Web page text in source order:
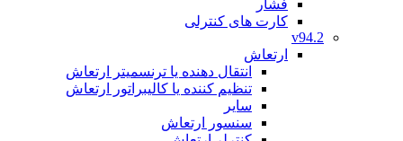
فشار
کارت های کنترلی
v94.2
ارتعاش
انتقال دهنده یا ترنسمیتر ارتعاش
تنظیم کننده یا کالیبراتور ارتعاش
سایر
سنسور ارتعاش